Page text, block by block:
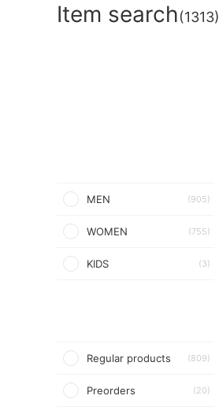
Item search(1313)
MEN (905)
WOMEN (755)
KIDS (3)
Regular products (809)
Preorders (20)